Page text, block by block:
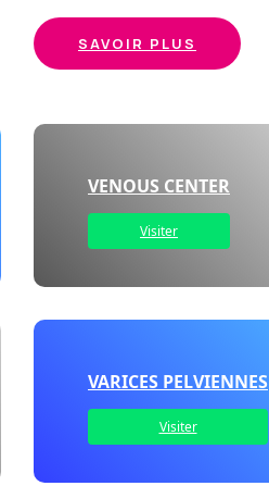
SAVOIR PLUS
VENOUS CENTER
Visiter
VARICES PELVIENNES
Visiter